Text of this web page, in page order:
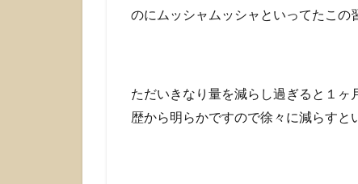
のにムッシャムッシャといってたこの
ただいきなり量を減らし過ぎると１
歴から明らかですので徐々に減らすと